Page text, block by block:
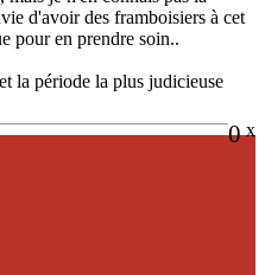
d'avoir des framboisiers à cet
pour en prendre soin..
la période la plus judicieuse
0 x